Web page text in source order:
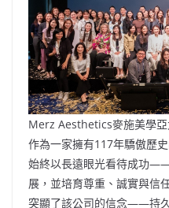
Merz Aesthetics麥施美學
作為一家擁有117年驕傲歷
始終以長遠眼光看待成功
展，並培育尊重、誠實與信
突顯了該公司的信念——持